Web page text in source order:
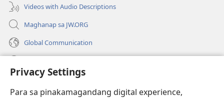
Privacy Settings
Para sa pinakamagandang digital experience,
Videos with Audio Descriptions
Maghanap sa JW.ORG
Global Communication
(may